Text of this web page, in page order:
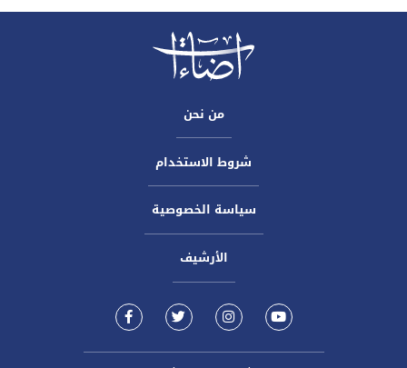
من نحن
شروط الاستخدام
سياسة الخصوصية
الأرشيف